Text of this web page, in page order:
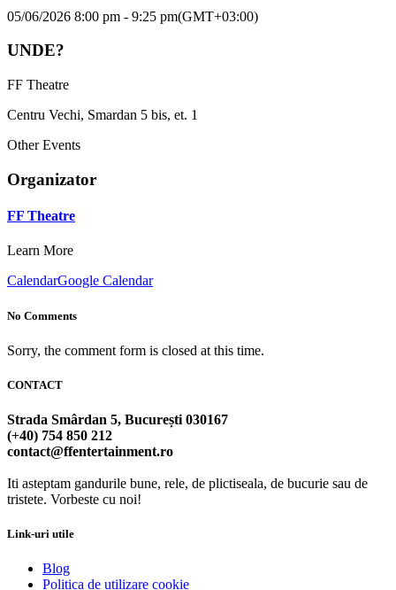
05/06/2026 8:00 pm - 9:25 pm(GMT+03:00)
UNDE?
FF Theatre
Centru Vechi, Smardan 5 bis, et. 1
Other Events
Organizator
FF Theatre
Learn More
CalendarGoogle Calendar
No Comments
Sorry, the comment form is closed at this time.
CONTACT
Strada Smârdan 5, București 030167
(+40) 754 850 212
contact@ffentertainment.ro
Iti asteptam gandurile bune, rele, de plictiseala, de bucurie sau de
tristete. Vorbeste cu noi!
Link-uri utile
Blog
Politica de utilizare cookie